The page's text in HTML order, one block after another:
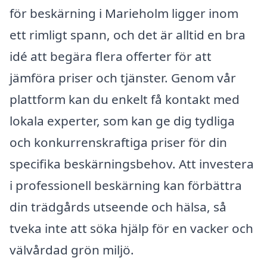
för beskärning i Marieholm ligger inom
ett rimligt spann, och det är alltid en bra
idé att begära flera offerter för att
jämföra priser och tjänster. Genom vår
plattform kan du enkelt få kontakt med
lokala experter, som kan ge dig tydliga
och konkurrenskraftiga priser för din
specifika beskärningsbehov. Att investera
i professionell beskärning kan förbättra
din trädgårds utseende och hälsa, så
tveka inte att söka hjälp för en vacker och
välvårdad grön miljö.